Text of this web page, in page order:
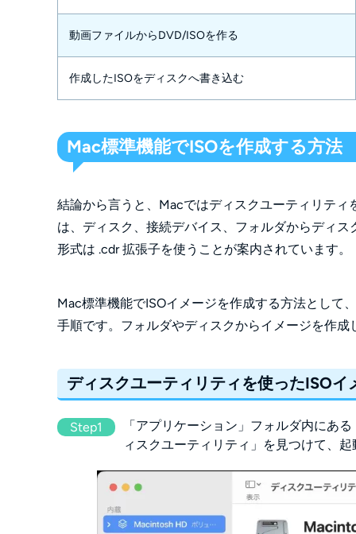
動画ファイルからDVD/ISOを作る
作成したISOをディスクへ書き込む
Mac標準機能でISOを作成する方法
結論から言うと、Macではディスクユーティリテ
は、ディスク、接続デバイス、フォルダからディ
形式は .cdr 拡張子を使うことが案内されています。
Mac標準機能でISOイメージを作成する方法として
手順です。フォルダやディスクからイメージを作
ディスクユーティリティを使ったISO
Step1
「アプリケーション」フォルダ内にあ
ィスクユーティリティ」を見つけて、